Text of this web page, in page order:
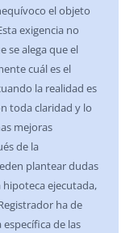
el objeto
exigencia no
se alega que el
cuál es el
la realidad es
toda claridad y lo
mejoras
de la
plantear dudas
hipoteca ejecutada,
ha de
de las